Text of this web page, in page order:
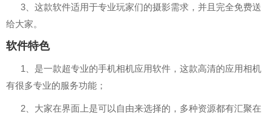
3、这款软件适用于专业玩家们的摄影需求，并且完全免费送
给大家。
软件特色
1、是一款超专业的手机相机应用软件，这款高清的应用相机
有很多专业的服务功能；
2、大家在界面上是可以自由来选择的，多种资源都有汇聚在